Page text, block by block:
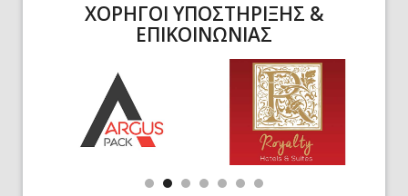
ΧΟΡΗΓΟΙ ΥΠΟΣΤΗΡΙΞΗΣ &
ΕΠΙΚΟΙΝΩΝΙΑΣ